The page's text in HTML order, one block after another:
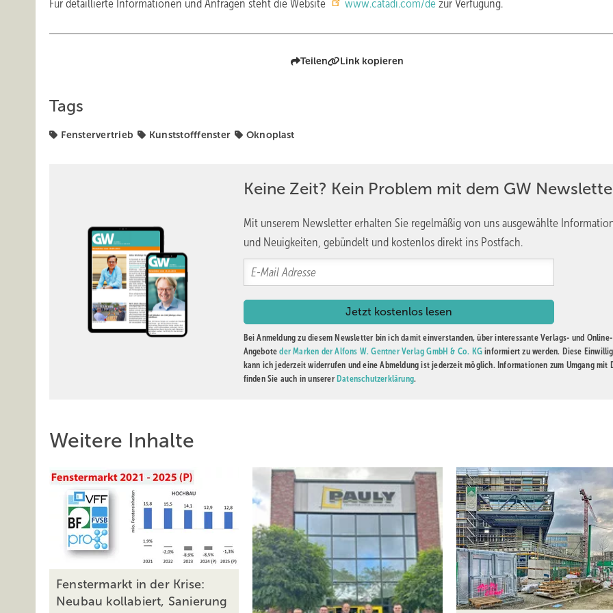
Für detaillierte Informationen und Anfragen steht die Website www.catadi.com/de zur Verfügung.
Teilen Link kopieren
Tags
Fenstervertrieb Kunststofffenster Oknoplast
Keine Zeit? Kein Problem mit dem GW
Mit unserem Newsletter erhalten Sie regelmäßig von uns ausgewählte
und Neuigkeiten, gebündelt und kostenlos direkt ins Postfach.
Bei Anmeldung zu diesem Newsletter bin ich damit einverstanden, über interessante Verlags- und Online-
Angeboteder Marken der Alfons W. Gentner Verlag GmbH & Co. KG informiert zu werden. Diese
kann ich jederzeit widerrufen und eine Abmeldung ist jederzeit möglich. Informationen zum Umgang mit
finden Sie auch in unserer Datenschutzerklärung.
Weitere Inhalte
Fenstermarkt in der Krise:
Neubau kollabiert, Sanierung